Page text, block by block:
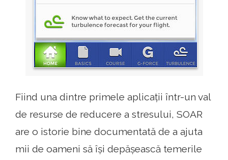
Fiind una dintre primele aplicații într-un val
de resurse de reducere a stresului, SOAR
are o istorie bine documentată de a ajuta
mii de oameni să își depășească temerile